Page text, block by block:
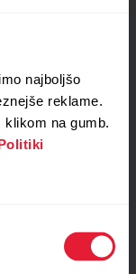
najboljšo
reklame.
na gumb.